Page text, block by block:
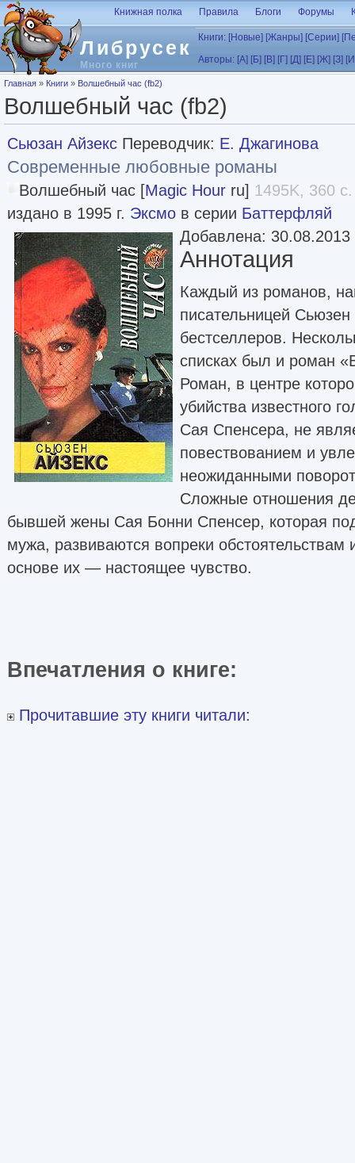
Перейти к основному содержанию
Либрусек
Много книг
Книжная полка Правила Блоги Форумы
Книги: [Новые] [Жанры] [Серии]
Авторы: [А] [Б] [В] [Г] [Д] [Е] [Ж] [З]
Вы здесь
Главная » Книги » Волшебный час (fb2)
Волшебный час (fb2)
Сьюзан Айзекс Переводчик: Е. Джагинова
Современные любовные романы
Волшебный час [Magic Hour ru] 1495K, 360 с.
издано в 1995 г. Эксмо в серии Баттерфляй
Добавлена: 30.08.2013
Аннотация
Каждый из романов,
писательницей
бестселлеров.
списках был и роман
Роман, в центре
убийства известного
Сая Спенсера, не
повествованием и
неожиданными
Сложные отношения
бывшей жены Сая Бонни Спенсер, которая
мужа, развиваются вопреки
основе их — настоящее чувство.
Впечатления о книге:
Прочитавшие эту книги читали: